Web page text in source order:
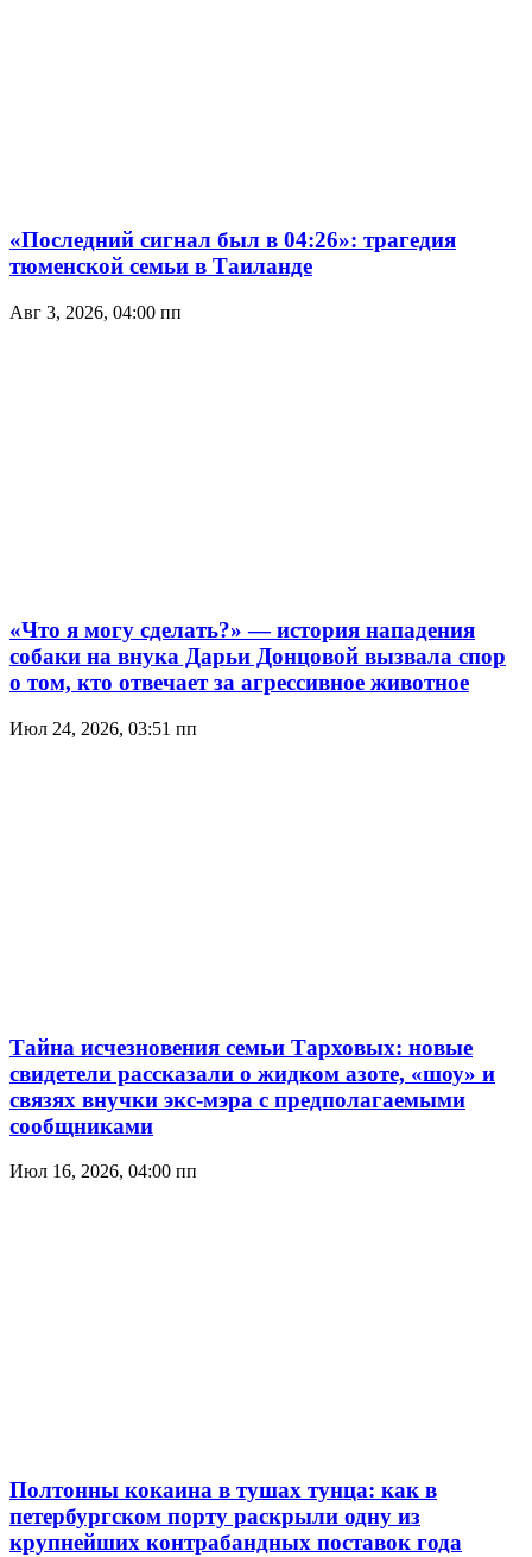
«Последний сигнал был в 04:26»: трагедия
тюменской семьи в Таиланде
Авг 3, 2026, 04:00 пп
«Что я могу сделать?» — история нападения
собаки на внука Дарьи Донцовой вызвала спор
о том, кто отвечает за агрессивное животное
Июл 24, 2026, 03:51 пп
Тайна исчезновения семьи Тарховых: новые
свидетели рассказали о жидком азоте, «шоу» и
связях внучки экс-мэра с предполагаемыми
сообщниками
Июл 16, 2026, 04:00 пп
Полтонны кокаина в тушах тунца: как в
петербургском порту раскрыли одну из
крупнейших контрабандных поставок года